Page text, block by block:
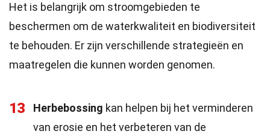
Het is belangrijk om stroomgebieden te
beschermen om de waterkwaliteit en biodiversiteit
te behouden. Er zijn verschillende strategieën en
maatregelen die kunnen worden genomen.
13 Herbebossing kan helpen bij het verminderen
van erosie en het verbeteren van de